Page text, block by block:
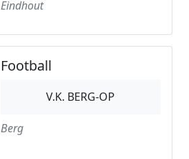
Eindhout
Football
V.K. BERG-OP
Berg